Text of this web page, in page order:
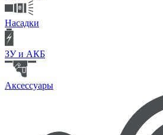
Насадки
ЗУ и АКБ
Аксессуары